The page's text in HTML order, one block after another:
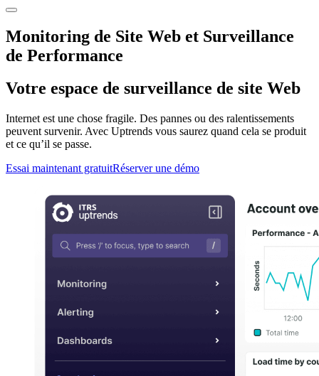
Monitoring de Site Web et Surveillance
de Performance
Votre espace de surveillance de site Web
Internet est une chose fragile. Des pannes ou des ralentissements
peuvent survenir. Avec Uptrends vous saurez quand cela se produit
et ce qu’il se passe.
Essai maintenant gratuitRéserver une démo